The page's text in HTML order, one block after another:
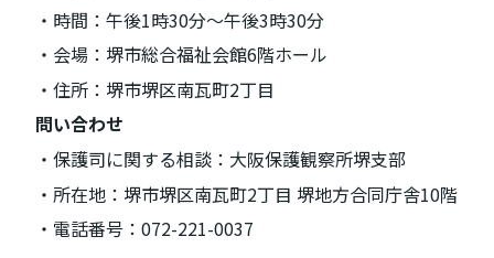
・時間：午後1時30分〜午後3時30分
・会場：堺市総合福祉会館6階ホール
・住所：堺市堺区南瓦町2丁目
問い合わせ
・保護司に関する相談：大阪保護観察所堺支部
・所在地：堺市堺区南瓦町2丁目 堺地方合同庁舎10階
・電話番号：072-221-0037